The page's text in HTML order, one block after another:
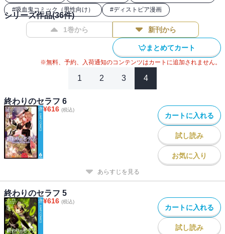
#吸血鬼コミック（男性向け） #ディストピア漫画
シリーズ作品(36件)
1巻から 新刊から
まとめてカート
※無料、予約、入荷通知のコンテンツはカートに追加されません。
1 2 3 4
終わりのセラフ 6
¥616 (税込)
カートに入れる
試し読み
お気に入り
あらすじを見る
終わりのセラフ 5
¥616 (税込)
カートに入れる
試し読み